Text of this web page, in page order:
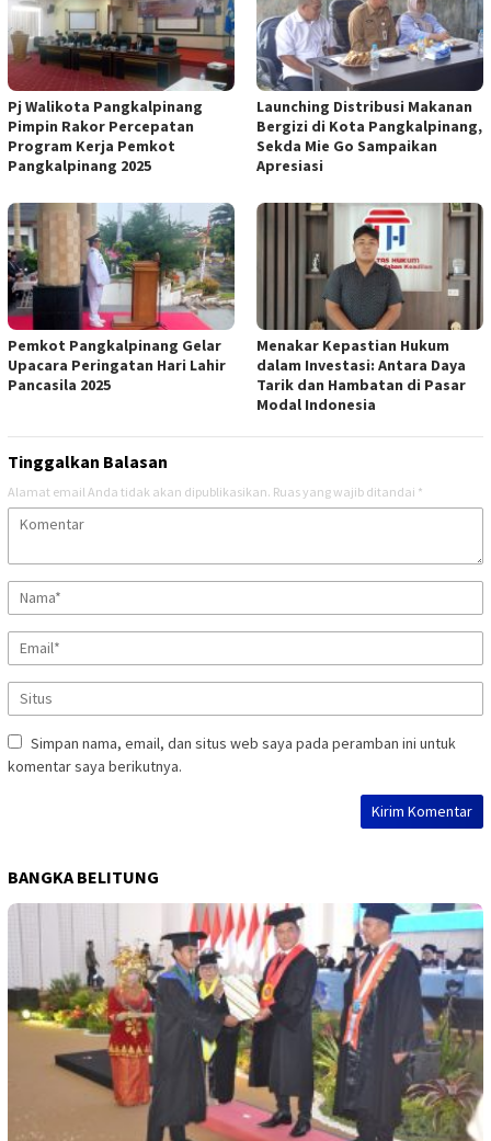
Pj Walikota Pangkalpinang
Pimpin Rakor Percepatan
Program Kerja Pemkot
Pangkalpinang 2025
Launching Distribusi Makanan
Bergizi di Kota Pangkalpinang,
Sekda Mie Go Sampaikan
Apresiasi
Pemkot Pangkalpinang Gelar
Upacara Peringatan Hari Lahir
Pancasila 2025
Menakar Kepastian Hukum
dalam Investasi: Antara Daya
Tarik dan Hambatan di Pasar
Modal Indonesia
Tinggalkan Balasan
Alamat email Anda tidak akan dipublikasikan. Ruas yang wajib ditandai *
Simpan nama, email, dan situs web saya pada peramban ini untuk
komentar saya berikutnya.
BANGKA BELITUNG